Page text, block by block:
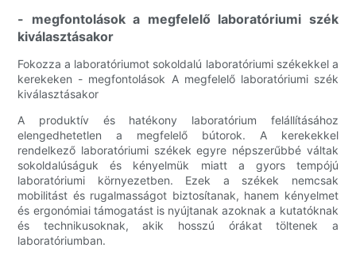
- megfontolások a megfelelő laboratóriumi szék
kiválasztásakor
Fokozza a laboratóriumot sokoldalú laboratóriumi székekkel a
kerekeken - megfontolások A megfelelő laboratóriumi szék
kiválasztásakor
A produktív és hatékony laboratórium felállításához
elengedhetetlen a megfelelő bútorok. A kerekekkel
rendelkező laboratóriumi székek egyre népszerűbbé váltak
sokoldalúságuk és kényelmük miatt a gyors tempójú
laboratóriumi környezetben. Ezek a székek nemcsak
mobilitást és rugalmasságot biztosítanak, hanem kényelmet
és ergonómiai támogatást is nyújtanak azoknak a kutatóknak
és technikusoknak, akik hosszú órákat töltenek a
laboratóriumban.